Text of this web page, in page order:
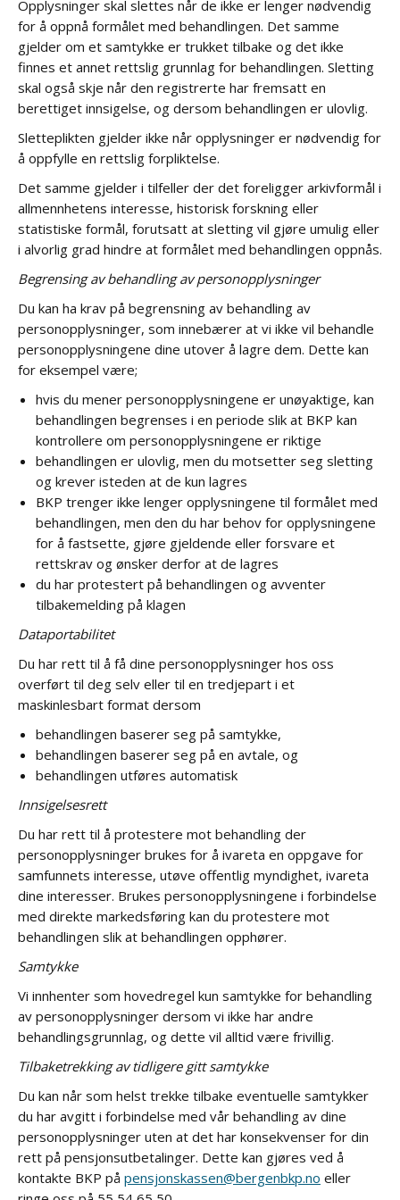
Opplysninger skal slettes når de ikke er lenger nødvendig
for å oppnå formålet med behandlingen. Det samme
gjelder om et samtykke er trukket tilbake og det ikke
finnes et annet rettslig grunnlag for behandlingen. Sletting
skal også skje når den registrerte har fremsatt en
berettiget innsigelse, og dersom behandlingen er ulovlig.
Sletteplikten gjelder ikke når opplysninger er nødvendig for
å oppfylle en rettslig forpliktelse.
Det samme gjelder i tilfeller der det foreligger arkivformål i
allmennhetens interesse, historisk forskning eller
statistiske formål, forutsatt at sletting vil gjøre umulig eller
i alvorlig grad hindre at formålet med behandlingen oppnås.
Begrensing av behandling av personopplysninger
Du kan ha krav på begrensning av behandling av
personopplysninger, som innebærer at vi ikke vil behandle
personopplysningene dine utover å lagre dem. Dette kan
for eksempel være;
hvis du mener personopplysningene er unøyaktige, kan
behandlingen begrenses i en periode slik at BKP kan
kontrollere om personopplysningene er riktige
behandlingen er ulovlig, men du motsetter seg sletting
og krever isteden at de kun lagres
BKP trenger ikke lenger opplysningene til formålet med
behandlingen, men den du har behov for opplysningene
for å fastsette, gjøre gjeldende eller forsvare et
rettskrav og ønsker derfor at de lagres
du har protestert på behandlingen og avventer
tilbakemelding på klagen
Dataportabilitet
Du har rett til å få dine personopplysninger hos oss
overført til deg selv eller til en tredjepart i et
maskinlesbart format dersom
behandlingen baserer seg på samtykke,
behandlingen baserer seg på en avtale, og
behandlingen utføres automatisk
Innsigelsesrett
Du har rett til å protestere mot behandling der
personopplysninger brukes for å ivareta en oppgave for
samfunnets interesse, utøve offentlig myndighet, ivareta
dine interesser. Brukes personopplysningene i forbindelse
med direkte markedsføring kan du protestere mot
behandlingen slik at behandlingen opphører.
Samtykke
Vi innhenter som hovedregel kun samtykke for behandling
av personopplysninger dersom vi ikke har andre
behandlingsgrunnlag, og dette vil alltid være frivillig.
Tilbaketrekking av tidligere gitt samtykke
Du kan når som helst trekke tilbake eventuelle samtykker
du har avgitt i forbindelse med vår behandling av dine
personopplysninger uten at det har konsekvenser for din
rett på pensjonsutbetalinger. Dette kan gjøres ved å
kontakte BKP på pensjonskassen@bergenbkp.no eller